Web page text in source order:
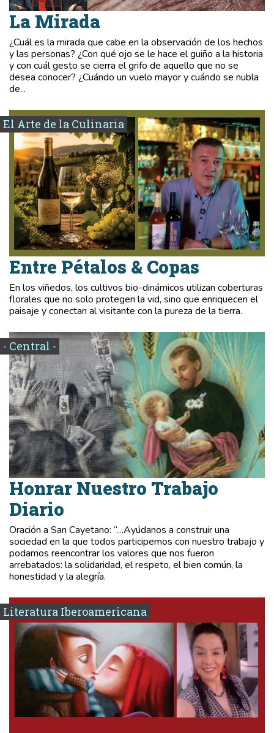
La Mirada
¿Cuál es la mirada que cabe en la observación de los hechos
y las personas? ¿Con qué ojo se le hace el guiño a la historia
y con cuál gesto se cierra el grifo de aquello que no se
desea conocer? ¿Cuándo un vuelo mayor y cuándo se nubla
de...
El Arte de la Culinaria
Entre Pétalos & Copas
En los viñedos, los cultivos bio-dinámicos utilizan coberturas
florales que no solo protegen la vid, sino que enriquecen el
paisaje y conectan al visitante con la pureza de la tierra.
- Central -
Honrar Nuestro Trabajo
Diario
Oración a San Cayetano: “…Ayúdanos a construir una
sociedad en la que todos participemos con nuestro trabajo y
podamos reencontrar los valores que nos fueron
arrebatados: la solidaridad, el respeto, el bien común, la
honestidad y la alegría.
Literatura Iberoamericana